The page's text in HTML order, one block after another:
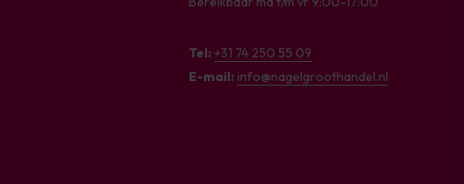
Tel: +31 74 250 55 09
E-mail: info@nagelgroothandel.nl